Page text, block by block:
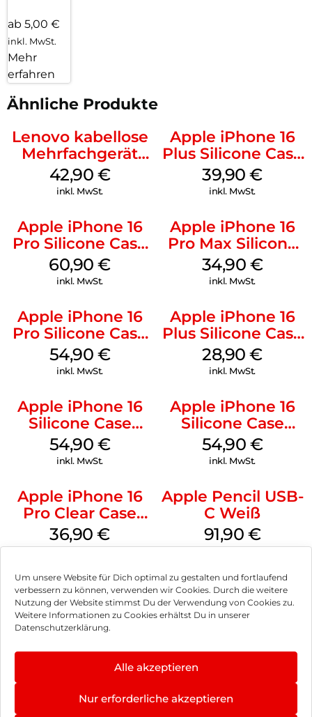
Um unsere Website für Dich optimal zu gestalten und fortlaufend
verbessern zu können, verwenden wir Cookies. Durch die weitere
Nutzung der Website stimmst Du der Verwendung von Cookies zu.
Weitere Informationen zu Cookies erhältst Du in unserer
Datenschutzerklärung.
Alle akzeptieren
Nur erforderliche akzeptieren
ab 5,00 €
inkl. MwSt.
Mehr
erfahren
Ähnliche Produkte
Lenovo kabellose
Mehrfachgerät
Luna Grey
42,90 €
inkl. MwSt.
Apple iPhone 16
Plus Silicone Case
MagSafe Plum
39,90€
inkl. MwSt.
Apple iPhone 16
Pro Silicone Case
MagSafe Stone
Gray
60,90€
inkl. MwSt.
Apple iPhone 16
Pro Max Silicone
Case MagSafe
Denim
34,90 €
inkl. MwSt.
Apple iPhone 16
Pro Silicone Case
MagSafe Black
54,90 €
inkl. MwSt.
Apple iPhone 16
Plus Silicone Case
MagSafe Black
28,90€
inkl. MwSt.
Apple iPhone 16
Silicone Case
MagSafe Lake
Green
54,90 €
inkl. MwSt.
Apple iPhone 16
Silicone Case
MagSafe Black
54,90 €
inkl. MwSt.
Apple iPhone 16
Pro Clear Case
MagSafe
Transparent
36,90€
inkl. MwSt.
Apple Pencil USB-
C Weiß
91,90 €
inkl. MwSt.
Impressum
AGB
Datenschutz
Vertrag widerrufen